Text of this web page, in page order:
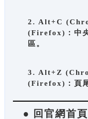
2. Alt+C
(Firefox)：中
區。
3. Alt+Z
(Firefox)：頁
● 回官網首頁